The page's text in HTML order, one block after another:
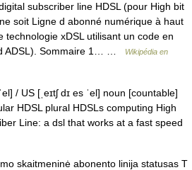
subscriber line HDSL (pour High bit
soit Ligne d abonné numérique à haut
technologie xDSL utilisant un code en
ADSL). Sommaire 1… …
Wikipédia en
/ US [ˌeɪtʃ dɪ es ˈel] noun [countable]
HDSL plural HDSLs computing High
Line: a dsl that works at a fast speed
skaitmeninė abonento linija statusas T